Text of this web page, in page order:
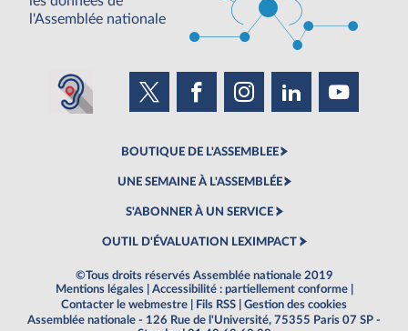
l'Assemblée nationale
BOUTIQUE DE L'ASSEMBLEE
UNE SEMAINE À L'ASSEMBLÉE
S'ABONNER À UN SERVICE
OUTIL D'ÉVALUATION LEXIMPACT
©Tous droits réservés Assemblée nationale 2019
Mentions légales
Accessibilité : partiellement conforme
Contacter le webmestre
Fils RSS
Gestion des cookies
Assemblée nationale - 126 Rue de l'Université, 75355 Paris 07 SP -